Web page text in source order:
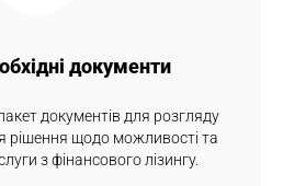
документи
документів для розгляду
рішення щодо можливості та
з фінансового лізингу.